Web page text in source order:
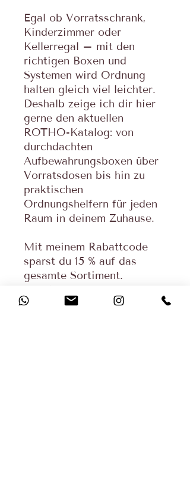
Egal ob Vorratsschrank,
Kinderzimmer oder
Kellerregal – mit den
richtigen Boxen und
Systemen wird Ordnung
halten gleich viel leichter.
Deshalb zeige ich dir hier
gerne den aktuellen
ROTHO-Katalog: von
durchdachten
Aufbewahrungsboxen über
Vorratsdosen bis hin zu
praktischen
Ordnungshelfern für jeden
Raum in deinem Zuhause.
Mit meinem Rabattcode
sparst du 15 % auf das
gesamte Sortiment.